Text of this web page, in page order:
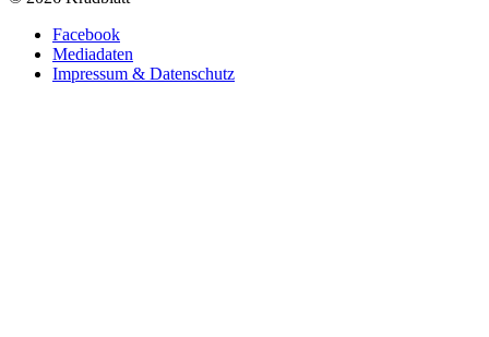
Facebook
Mediadaten
Impressum & Datenschutz